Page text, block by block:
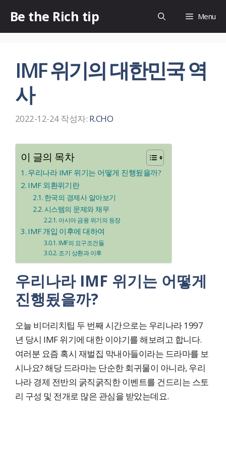
츠
Be the Rich tip Menu
IMF 위기의 대한민국 역
사
2022-12-24작성자: R.CHO
이 글의 목차
우리나라 IMF 위기는 어떻게 진행됬을까?
IMF 외환위기란
한국의 경제사 알아보기
시스템의 문제와 채무
아시아 금융 위기의 등장
IMF 개입 이후에 대하여
IMF의 요구조건들
조기 상환과 이후
우리나라 IMF 위기는 어떻게
진행됬을까?
오늘 비더리치팁 두 번째 시간으로는 우리나라 1997
년 당시 IMF 위기에 대한 이야기를 해보려고 합니다.
여러분 요즘 혹시 재벌집 막내아들이라는 드라마를 보
시나요? 해당 드라마는 단순한 회귀물이 아니라, 우리
나라 경제 전반의 굵직굵직한 이벤트를 건드리는 스토
리 구성 및 전개로 많은 관심을 받았는데요.